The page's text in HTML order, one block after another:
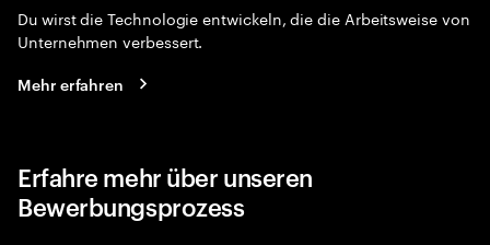
Du wirst die Technologie entwickeln, die die Arbeitsweise von
Unternehmen verbessert.
Mehr erfahren
Erfahre mehr über unseren
Bewerbungsprozess